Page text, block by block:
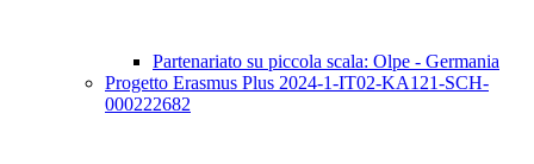
Partenariato su piccola scala: Olpe - Germania
Progetto Erasmus Plus 2024-1-IT02-KA121-SCH-
000222682